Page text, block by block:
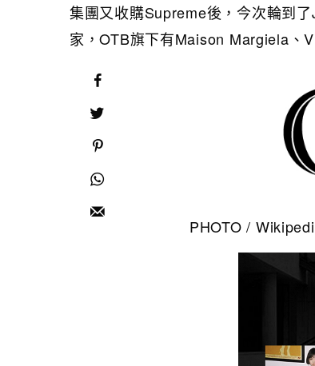
集團又收購Supreme後，今次輪到
家，OTB旗下有Maison Margiela、
PHOTO /